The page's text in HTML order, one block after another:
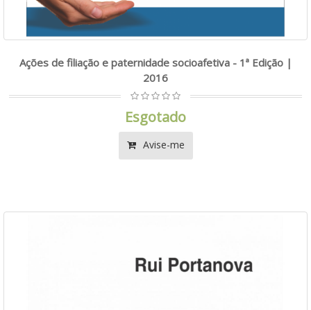
Ações de filiação e paternidade socioafetiva - 1ª Edição |
2016
Esgotado
Avise-me